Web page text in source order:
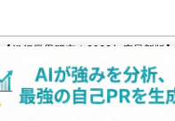
【銀行業界研究｜2023年度最新版】
方から面接対策まで徹底解説！